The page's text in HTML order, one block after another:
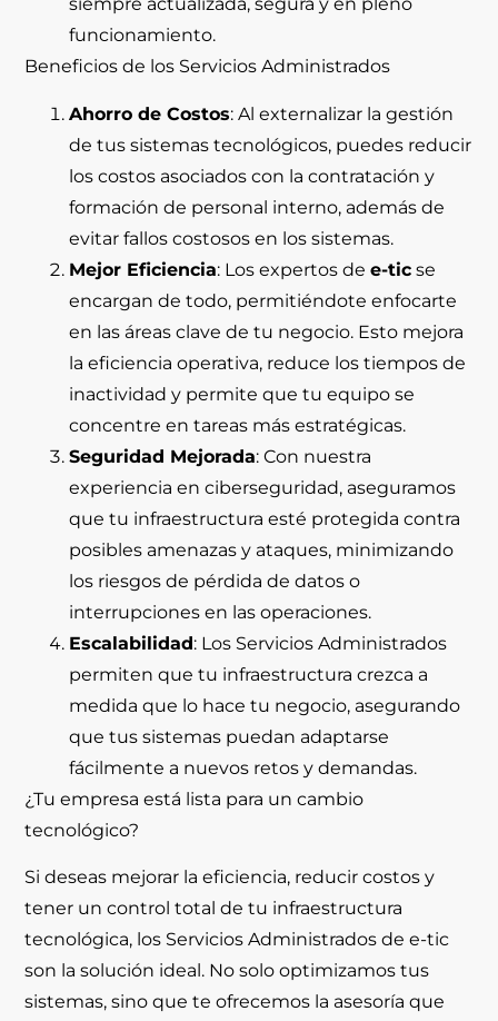
funcionamiento.
Beneficios de los Servicios Administrados
Ahorro de Costos: Al externalizar la gestión
de tus sistemas tecnológicos, puedes reducir
los costos asociados con la contratación y
formación de personal interno, además de
evitar fallos costosos en los sistemas.
Mejor Eficiencia: Los expertos dee-tic se
encargan de todo, permitiéndote enfocarte
en las áreas clave de tu negocio. Esto mejora
la eficiencia operativa, reduce los tiempos de
inactividad y permite que tu equipo se
concentre en tareas más estratégicas.
Seguridad Mejorada: Con nuestra
experiencia en ciberseguridad, aseguramos
que tu infraestructura esté protegida contra
posibles amenazas y ataques, minimizando
los riesgos de pérdida de datos o
interrupciones en las operaciones.
Escalabilidad: Los Servicios Administrados
permiten que tu infraestructura crezca a
medida que lo hace tu negocio, asegurando
que tus sistemas puedan adaptarse
fácilmente a nuevos retos y demandas.
¿Tu empresa está lista para un cambio
tecnológico?
Si deseas mejorar la eficiencia, reducir costos y
tener un control total de tu infraestructura
tecnológica, los Servicios Administrados dee-tic
son la solución ideal. No solo optimizamos tus
sistemas, sino que te ofrecemos la asesoría que